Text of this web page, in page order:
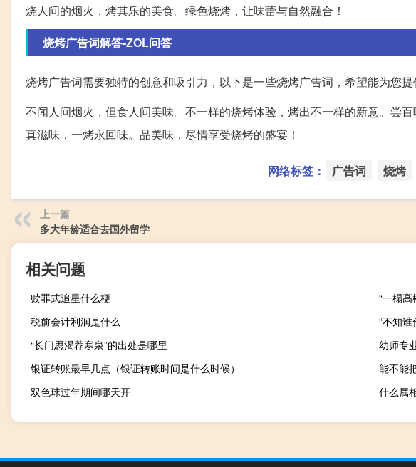
烧人间的烟火，烤其乐的美食。绿色烧烤，让味蕾与自然融合！
烧烤广告词解答-ZOL问答
烧烤广告词需要独特的创意和吸引力，以下是一些烧烤广告词，希望能为您提
不闻人间烟火，但食人间美味。不一样的烧烤体验，烤出不一样的新意。尝
真滋味，一烤永回味。品美味，尽情享受烧烤的盛宴！
网络标签： 广告词 烧烤
上一篇
多大年龄适合去国外留学
相关问题
赎罪式追星什么梗
“一榻高
税前会计利润是什么
“不知
“长门思渴荐寒泉”的出处是哪里
幼师专
银证转账最早几点（银证转账时间是什么时候）
能不能
双色球过年期间哪天开
什么属